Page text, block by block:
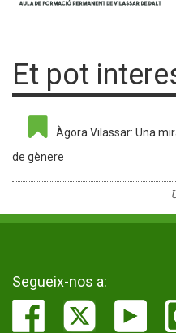
Et pot
Àgora Vilassar: Una
de gènere
Segueix-nos a: